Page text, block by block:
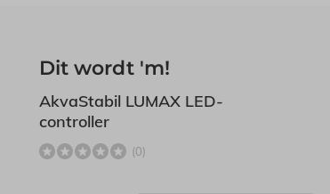
Dit wordt 'm!
AkvaStabil LUMAX LED-
controller
(0)